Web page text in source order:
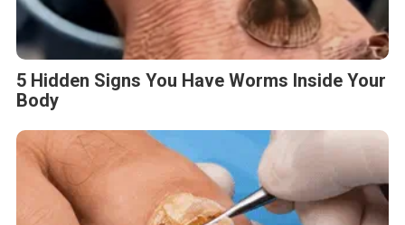
5 Hidden Signs You Have Worms Inside Your
Body